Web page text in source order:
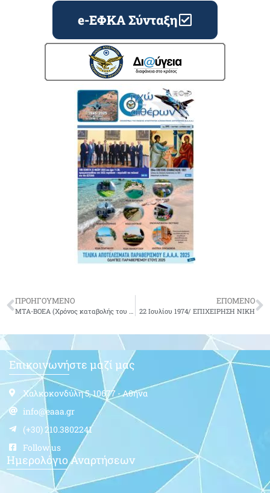
e-ΕΦΚΑ Σύνταξη
ΠΡΟΗΓΟΥΜΕΝΟ
ΜΤΑ-ΒΟΕΑ (Χρόνος καταβολής του δικαιούμενου ποσού)
ΕΠΟΜΕΝΟ
22 Ιουλίου 1974/ ΕΠΙΧΕΙΡΗΣΗ ΝΙΚΗ
Επικοινωνήστε μαζί μας
Χαλκοκονδύλη 5, 10677 - Αθήνα
info@eaaa.gr
(+30) 210.3802241
Follow us
Ημερολόγιο Αναρτήσεων